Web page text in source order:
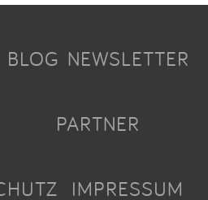
BLOG NEWSLETTER
PARTNER
IMPRESSUM